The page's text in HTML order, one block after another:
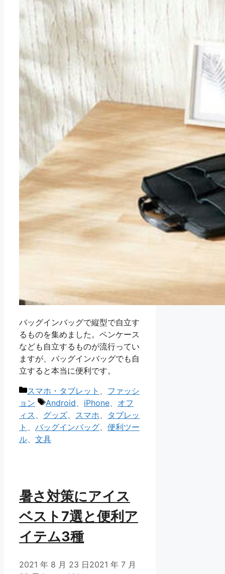
バッグインバッグで縦型で自立す
るものを集めました。ペンケース
なども自立するものが流行ってい
ますが、バッグインバッグでも自
立すると本当に便利です。
カ
テ
ゴ
ー
スマホ・タブレット
ファッシ
ョン
タ
グ
Android iPhone
オフ
ィス
グッズ スマホ
タブレッ
ト
バッグインバッグ
便利ツー
ル
文具
暑さ対策にアイス
ベスト7選と便利ア
イテム3種
2021 年 8 月 23 日2021 年 7 月